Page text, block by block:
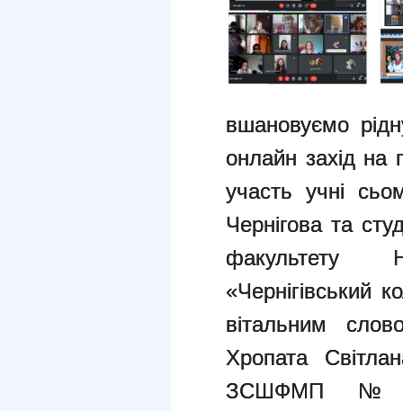
вшановуємо
онлайн захід на
участь учні
Чернігова та
факультету
«Чернігівський
вітальним
Хропата
ЗСШФМП